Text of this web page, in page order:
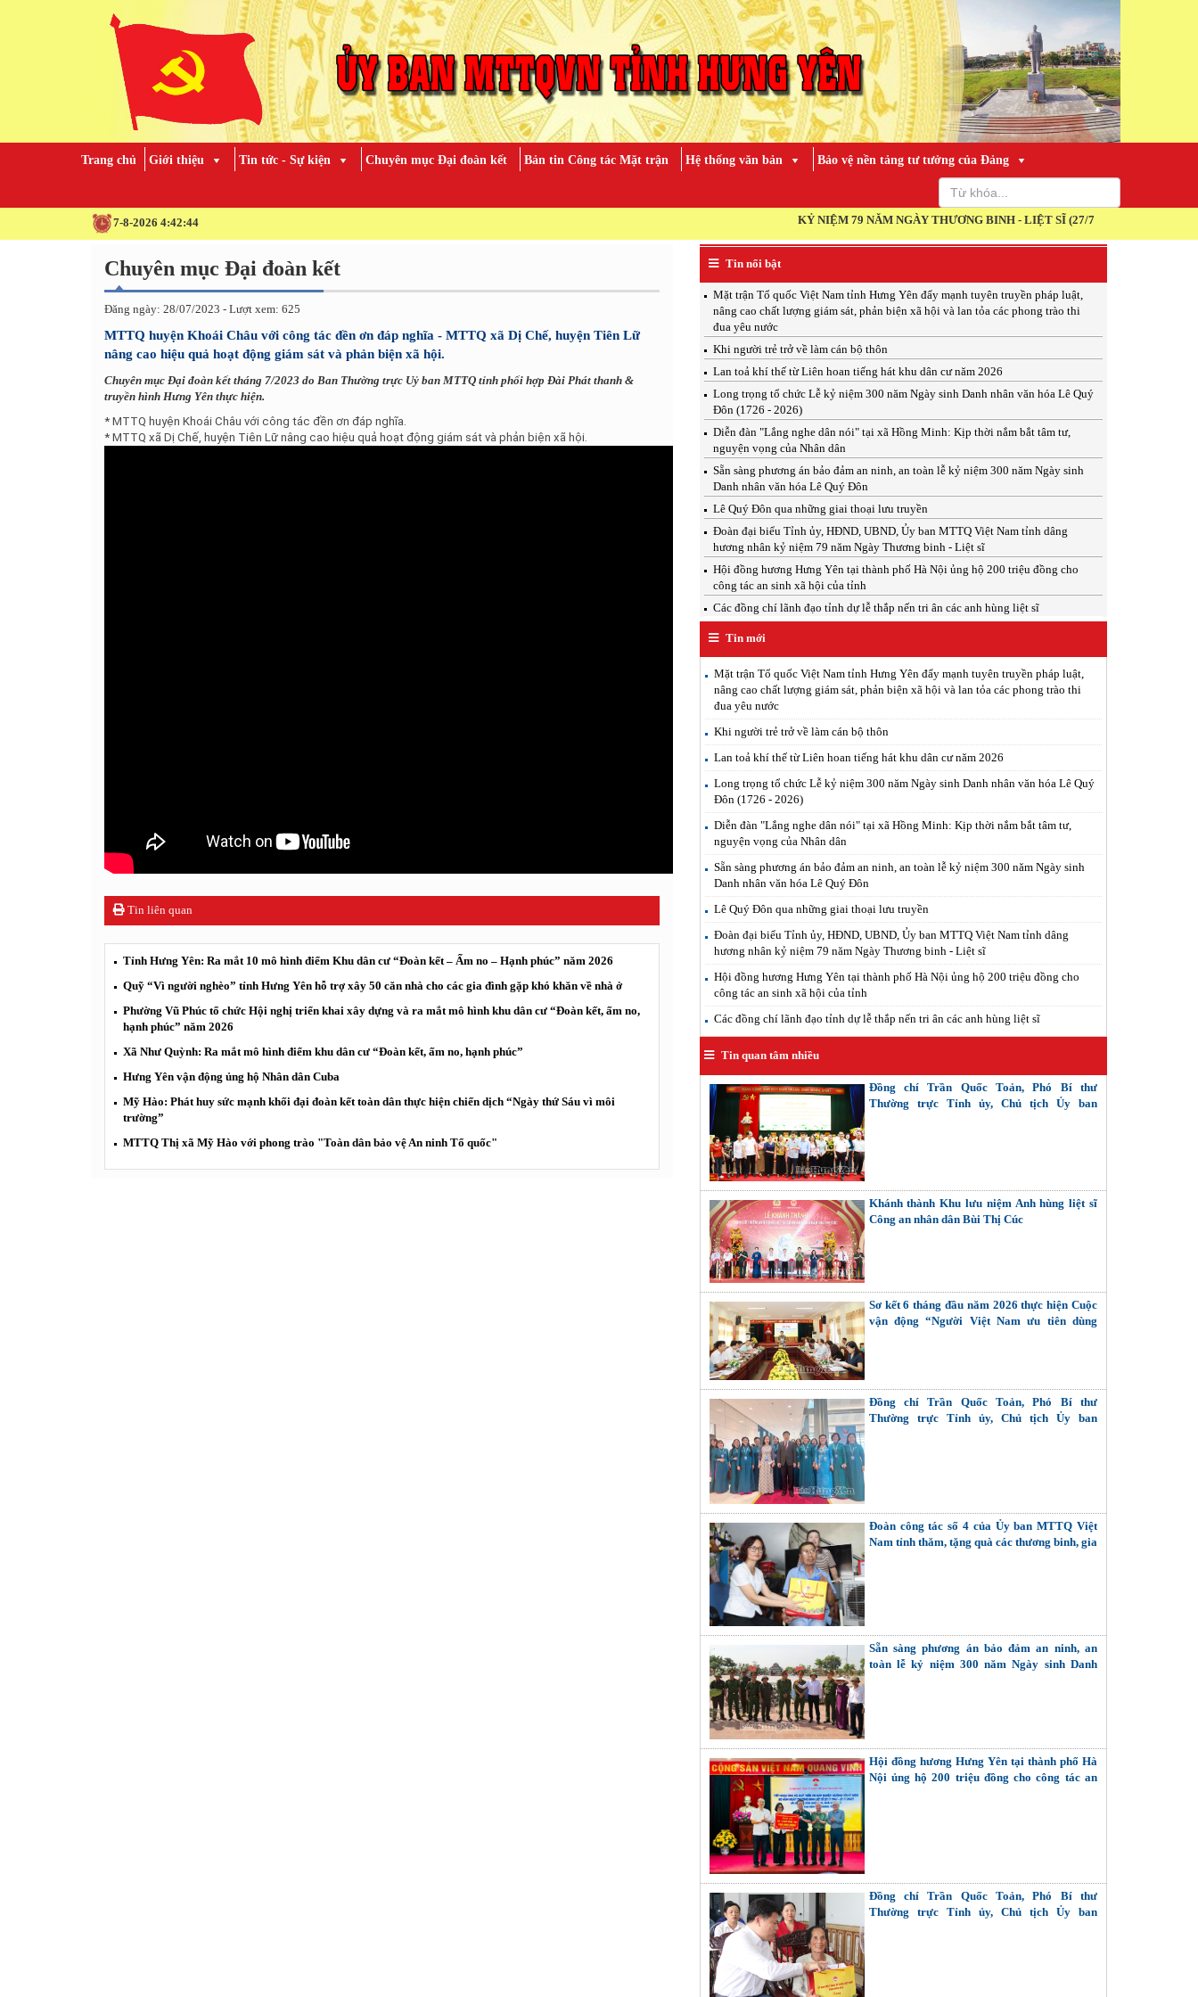
Trang chủ Giới thiệu Tin tức - Sự kiện Chuyên mục Đại đoàn kết Bản tin Công tác Mặt trận Hệ thống văn bản Bảo vệ nền tảng tư tưởng của Đảng
7-8-2026 4:42:45 KỶ NIỆM 79 NĂM NGÀY THƯƠNG BINH - LIỆT SĨ (27/7/1947 - 27/7/2026)
Chuyên mục Đại đoàn kết
Đăng ngày: 28/07/2023 - Lượt xem: 625
MTTQ huyện Khoái Châu với công tác đền ơn đáp nghĩa - MTTQ xã Dị Chế, huyện Tiên Lữ
nâng cao hiệu quả hoạt động giám sát và phản biện xã hội.
Chuyên mục Đại đoàn kết tháng 7/2023 do Ban Thường trực Uỷ ban MTTQ tỉnh phối hợp Đài Phát thanh &
truyền hình Hưng Yên thực hiện.
* MTTQ huyện Khoái Châu với công tác đền ơn đáp nghĩa.
* MTTQ xã Dị Chế, huyện Tiên Lữ nâng cao hiệu quả hoạt động giám sát và phản biện xã hội.
Tin liên quan
Tỉnh Hưng Yên: Ra mắt 10 mô hình điểm Khu dân cư “Đoàn kết – Ấm no – Hạnh phúc” năm 2026
Quỹ “Vì người nghèo” tỉnh Hưng Yên hỗ trợ xây 50 căn nhà cho các gia đình gặp khó khăn về nhà ở
Phường Vũ Phúc tổ chức Hội nghị triển khai xây dựng và ra mắt mô hình khu dân cư “Đoàn kết, ấm no,
hạnh phúc” năm 2026
Xã Như Quỳnh: Ra mắt mô hình điểm khu dân cư “Đoàn kết, ấm no, hạnh phúc”
Hưng Yên vận động ủng hộ Nhân dân Cuba
Mỹ Hào: Phát huy sức mạnh khối đại đoàn kết toàn dân thực hiện chiến dịch “Ngày thứ Sáu vì môi
trường”
MTTQ Thị xã Mỹ Hào với phong trào "Toàn dân bảo vệ An ninh Tổ quốc"
Tin nổi bật
Mặt trận Tổ quốc Việt Nam tỉnh Hưng Yên đẩy mạnh tuyên truyền pháp luật,
nâng cao chất lượng giám sát, phản biện xã hội và lan tỏa các phong trào thi
đua yêu nước
Khi người trẻ trở về làm cán bộ thôn
Lan toả khí thế từ Liên hoan tiếng hát khu dân cư năm 2026
Long trọng tổ chức Lễ kỷ niệm 300 năm Ngày sinh Danh nhân văn hóa Lê Quý
Đôn (1726 - 2026)
Diễn đàn "Lắng nghe dân nói" tại xã Hồng Minh: Kịp thời nắm bắt tâm tư,
nguyện vọng của Nhân dân
Sẵn sàng phương án bảo đảm an ninh, an toàn lễ kỷ niệm 300 năm Ngày sinh
Danh nhân văn hóa Lê Quý Đôn
Lê Quý Đôn qua những giai thoại lưu truyền
Đoàn đại biểu Tỉnh ủy, HĐND, UBND, Ủy ban MTTQ Việt Nam tỉnh dâng
hương nhân kỷ niệm 79 năm Ngày Thương binh - Liệt sĩ
Hội đồng hương Hưng Yên tại thành phố Hà Nội ủng hộ 200 triệu đồng cho
công tác an sinh xã hội của tỉnh
Các đồng chí lãnh đạo tỉnh dự lễ thắp nến tri ân các anh hùng liệt sĩ
Tin mới
Mặt trận Tổ quốc Việt Nam tỉnh Hưng Yên đẩy mạnh tuyên truyền pháp luật,
nâng cao chất lượng giám sát, phản biện xã hội và lan tỏa các phong trào thi
đua yêu nước
Khi người trẻ trở về làm cán bộ thôn
Lan toả khí thế từ Liên hoan tiếng hát khu dân cư năm 2026
Long trọng tổ chức Lễ kỷ niệm 300 năm Ngày sinh Danh nhân văn hóa Lê Quý
Đôn (1726 - 2026)
Diễn đàn "Lắng nghe dân nói" tại xã Hồng Minh: Kịp thời nắm bắt tâm tư,
nguyện vọng của Nhân dân
Sẵn sàng phương án bảo đảm an ninh, an toàn lễ kỷ niệm 300 năm Ngày sinh
Danh nhân văn hóa Lê Quý Đôn
Lê Quý Đôn qua những giai thoại lưu truyền
Đoàn đại biểu Tỉnh ủy, HĐND, UBND, Ủy ban MTTQ Việt Nam tỉnh dâng
hương nhân kỷ niệm 79 năm Ngày Thương binh - Liệt sĩ
Hội đồng hương Hưng Yên tại thành phố Hà Nội ủng hộ 200 triệu đồng cho
công tác an sinh xã hội của tỉnh
Các đồng chí lãnh đạo tỉnh dự lễ thắp nến tri ân các anh hùng liệt sĩ
Tin quan tâm nhiều
Đồng chí Trần Quốc Toản, Phó Bí thư
Thường trực Tỉnh ủy, Chủ tịch Ủy ban
Khánh thành Khu lưu niệm Anh hùng liệt sĩ
Công an nhân dân Bùi Thị Cúc
Sơ kết 6 tháng đầu năm 2026 thực hiện Cuộc
vận động “Người Việt Nam ưu tiên dùng
Đồng chí Trần Quốc Toản, Phó Bí thư
Thường trực Tỉnh ủy, Chủ tịch Ủy ban
Đoàn công tác số 4 của Ủy ban MTTQ Việt
Nam tỉnh thăm, tặng quà các thương binh, gia
Sẵn sàng phương án bảo đảm an ninh, an
toàn lễ kỷ niệm 300 năm Ngày sinh Danh
Hội đồng hương Hưng Yên tại thành phố Hà
Nội ủng hộ 200 triệu đồng cho công tác an
Đồng chí Trần Quốc Toản, Phó Bí thư
Thường trực Tỉnh ủy, Chủ tịch Ủy ban